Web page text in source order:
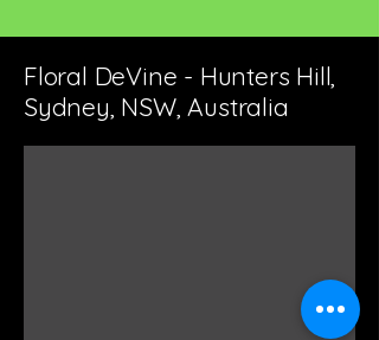
valore del contenitore.
Floral DeVine - Hunters Hill,
Sydney, NSW, Australia